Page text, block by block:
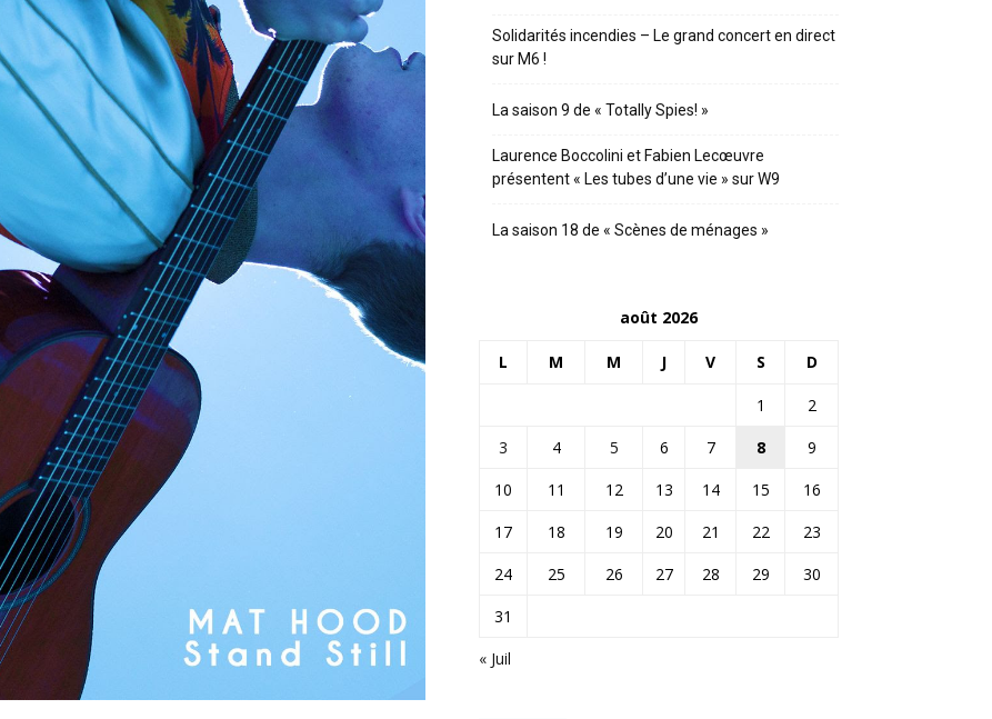
Solidarités incendies – Le grand concert en direct
sur M6 !
La saison 9 de « Totally Spies! »
Laurence Boccolini et Fabien Lecœuvre
présentent « Les tubes d’une vie » sur W9
La saison 18 de « Scènes de ménages »
août 2026
L M M J V S D
« Juil
1
2
3
4 5 6 7 8
9
10
11 12 13 14 15
16
17
18 19 20 21 22
23
24
25 26 27 28 29
30
31